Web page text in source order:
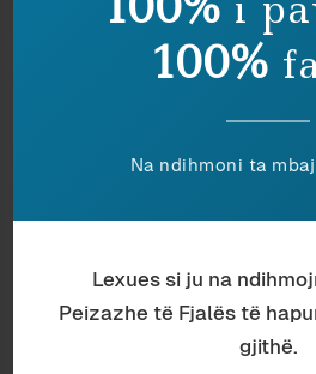
shijohej në vetvete, si objekt
perfekt; por i shkëputur nga
kulturën pop Perëndimore të
misticizmin indian, tema
Kur i cilësoj produkte të tilla
parasysh pra, para së
tyre, nëpërmjet shkëputjes
100%
Na ndihmoni ta
Lexues si ju na
Peizazhe të Fjalës të
gjithë.